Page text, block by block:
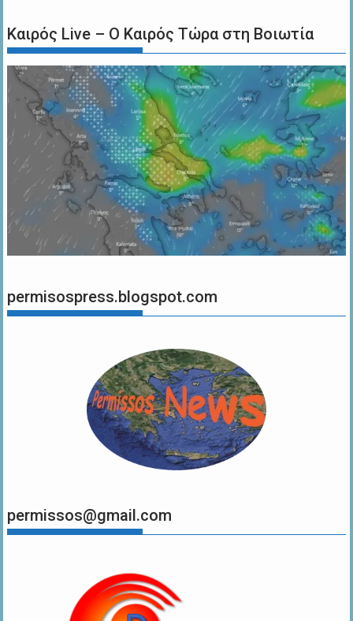
Καιρός Live – Ο Καιρός Τώρα στη Βοιωτία
permisospress.blogspot.com
permissos@gmail.com